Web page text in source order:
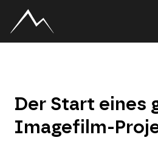
Der Start eines
Imagefilm-